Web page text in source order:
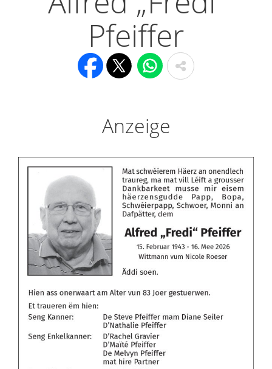
Pfeiffer
Anzeige